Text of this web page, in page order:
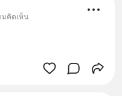
มคิดเห็น